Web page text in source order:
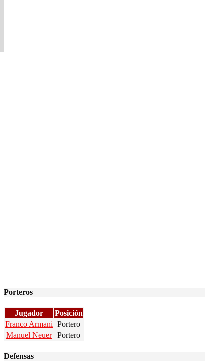
Porteros
Jugador
Posición
Franco Armani Portero
Manuel Neuer
Portero
Defensas